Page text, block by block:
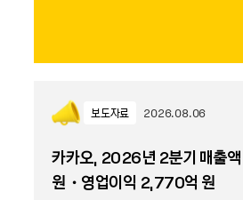
보도자료 2026.08.06
카카오, 2026년 2분기 매출
원・영업이익 2,770억 원